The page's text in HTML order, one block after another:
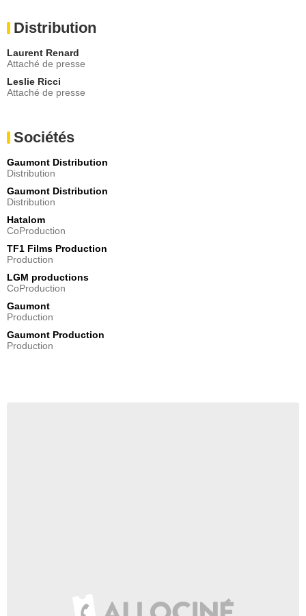
Distribution
Laurent Renard
Attaché de presse
Leslie Ricci
Attaché de presse
Sociétés
Gaumont Distribution
Distribution
Gaumont Distribution
Distribution
Hatalom
CoProduction
TF1 Films Production
Production
LGM productions
CoProduction
Gaumont
Production
Gaumont Production
Production